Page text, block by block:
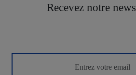
Recevez notre